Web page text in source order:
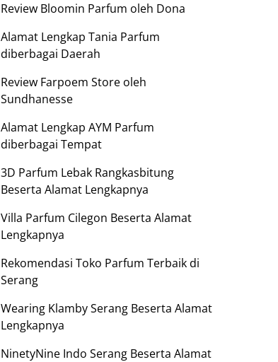
Review Bloomin Parfum oleh Dona
Alamat Lengkap Tania Parfum
diberbagai Daerah
Review Farpoem Store oleh
Sundhanesse
Alamat Lengkap AYM Parfum
diberbagai Tempat
3D Parfum Lebak Rangkasbitung
Beserta Alamat Lengkapnya
Villa Parfum Cilegon Beserta Alamat
Lengkapnya
Rekomendasi Toko Parfum Terbaik di
Serang
Wearing Klamby Serang Beserta Alamat
Lengkapnya
NinetyNine Indo Serang Beserta Alamat